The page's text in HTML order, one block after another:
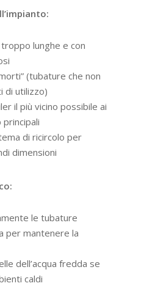
lunghe e con
(tubature che non
di utilizzo)
il più vicino possibile ai
di ricircolo per
dimensioni
le tubature
per mantenere la
dell’acqua fredda se
caldi